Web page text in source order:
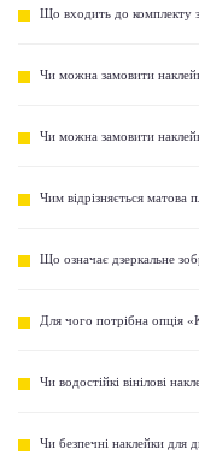
Що входить до комплекту
Чи можна замовити
Чи можна замовити
Чим відрізняється матова
Що означає дзеркальне
Для чого потрібна опція
Чи водостійкі вінілові
Чи безпечні наклейки для